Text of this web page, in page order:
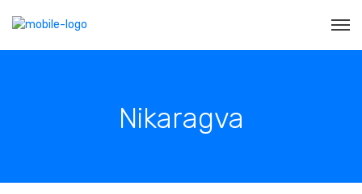
Nikaragva